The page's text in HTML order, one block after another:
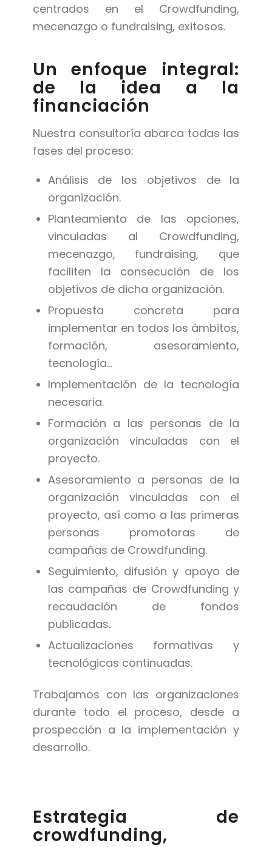
centrados en el Crowdfunding,
mecenazgo o fundraising, exitosos.
Un enfoque integral:
de la idea a la
financiación
Nuestra consultoría abarca todas las
fases del proceso:
Análisis de los objetivos de la
organización.
Planteamiento de las opciones,
vinculadas al Crowdfunding,
mecenazgo, fundraising, que
faciliten la consecución de los
objetivos de dicha organización.
Propuesta concreta para
implementar en todos los ámbitos,
formación, asesoramiento,
tecnología…
Implementación de la tecnología
necesaria.
Formación a las personas de la
organización vinculadas con el
proyecto.
Asesoramiento a personas de la
organización vinculadas con el
proyecto, así como a las primeras
personas promotoras de
campañas de Crowdfunding.
Seguimiento, difusión y apoyo de
las campañas de Crowdfunding y
recaudación de fondos
publicadas.
Actualizaciones formativas y
tecnológicas continuadas.
Trabajamos con las organizaciones
durante todo el proceso, desde a
prospección a la implementación y
desarrollo.
Estrategia de
crowdfunding,